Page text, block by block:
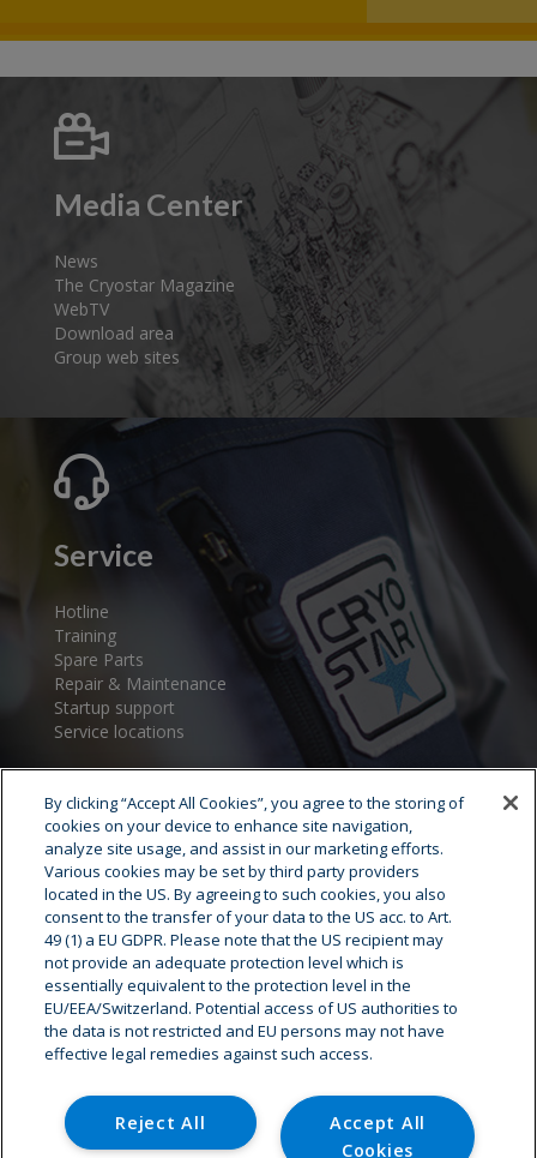
Media Center
News
The Cryostar Magazine
WebTV
Download area
Group web sites
Service
Hotline
Training
Spare Parts
Repair & Maintenance
Startup support
Service locations
Cryostar Group
History
Our values
Cryostar worldwide
Innovation
Careers - Job offer
By clicking “Accept All Cookies”, you agree to the storing of
cookies on your device to enhance site navigation,
analyze site usage, and assist in our marketing efforts.
Various cookies may be set by third party providers
located in the US. By agreeing to such cookies, you also
consent to the transfer of your data to the US acc. to Art.
49 (1) a EU GDPR. Please note that the US recipient may
not provide an adequate protection level which is
essentially equivalent to the protection level in the
EU/EEA/Switzerland. Potential access of US authorities to
the data is not restricted and EU persons may not have
effective legal remedies against such access.
Accept All
Cookies
Reject All